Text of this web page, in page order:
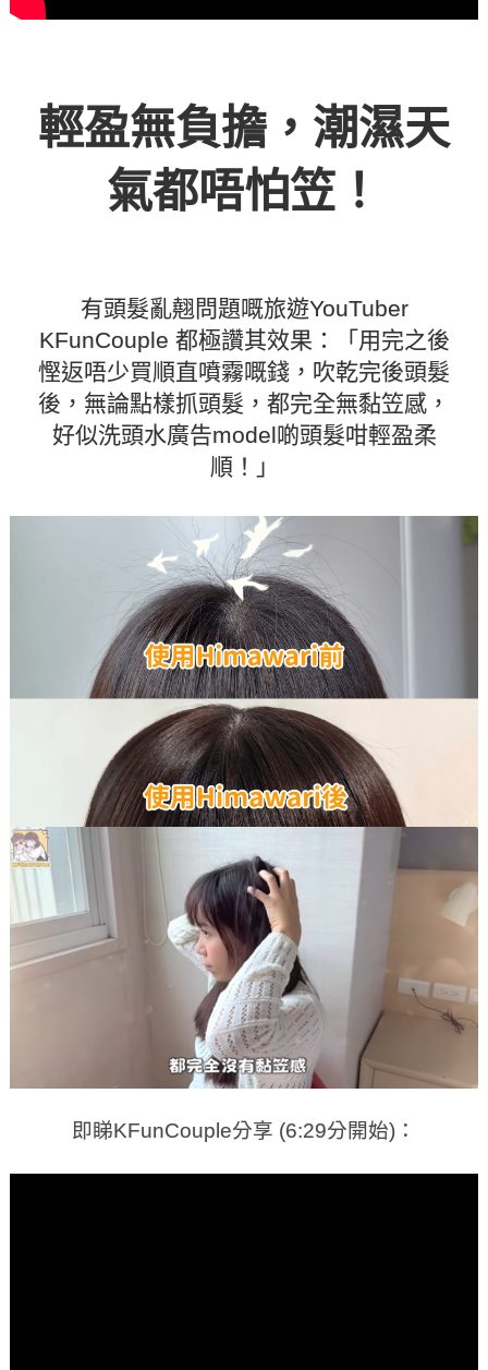
輕盈無負擔，潮濕天
氣都唔怕笠！
有頭髮亂翹問題嘅旅遊YouTuber
KFunCouple 都極讚其效果：「用完之後
慳返唔少買順直噴霧嘅錢，吹乾完後頭髮
後，無論點樣抓頭髮，都完全無黏笠感，
好似洗頭水廣告model啲頭髮咁輕盈柔
順！」
即睇KFunCouple分享 (6:29分開始)：